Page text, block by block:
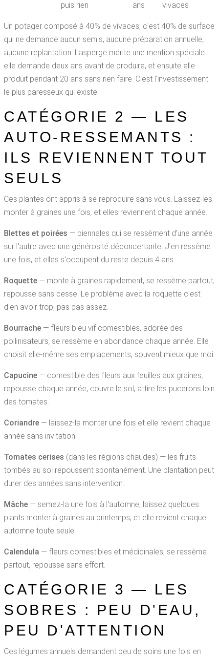
puis rien
ans
vivaces
Un potager composé à 40% de vivaces, c'est 40% de surface
qui ne demande aucun semis, aucune préparation annuelle,
aucune replantation. L'asperge mérite une mention spéciale :
elle demande deux ans avant de produire, et ensuite elle
produit pendant 20 ans sans rien faire. C'est l'investissement
le plus paresseux qui existe.
CATÉGORIE 2 — LES
AUTO-RESSEMANTS :
ILS REVIENNENT TOUT
SEULS
Ces plantes ont appris à se reproduire sans vous. Laissez-les
monter à graines une fois, et elles reviennent chaque année.
Blettes et poirées — biennales qui se ressèment d'une année
sur l'autre avec une générosité déconcertante. J'en ressème
une fois, et elles s'occupent du reste depuis 4 ans.
Roquette — monte à graines rapidement, se ressème partout,
repousse sans cesse. Le problème avec la roquette c'est
d'en avoir trop, pas pas assez.
Bourrache — fleurs bleu vif comestibles, adorée des
pollinisateurs, se ressème en abondance chaque année. Elle
choisit elle-même ses emplacements, souvent mieux que moi.
Capucine — comestible des fleurs aux feuilles aux graines,
repousse chaque année, couvre le sol, attire les pucerons loin
des tomates.
Coriandre — laissez-la monter une fois et elle revient chaque
année sans invitation.
Tomates cerises (dans les régions chaudes) — les fruits
tombés au sol repoussent spontanément. Une plantation peut
durer des années sans intervention.
Mâche — semez-la une fois à l'automne, laissez quelques
plants monter à graines au printemps, et elle revient chaque
automne toute seule.
Calendula — fleurs comestibles et médicinales, se ressème
partout, repousse sans effort.
CATÉGORIE 3 — LES
SOBRES : PEU D'EAU,
PEU D'ATTENTION
Ces légumes annuels demandent peu de soins une fois en